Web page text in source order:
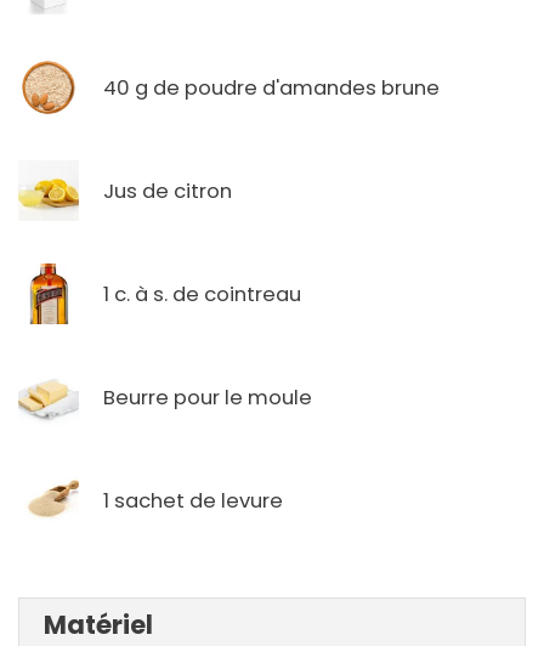
40 g de poudre d'amandes brune
Jus de citron
1 c. à s. de cointreau
Beurre pour le moule
1 sachet de levure
Matériel